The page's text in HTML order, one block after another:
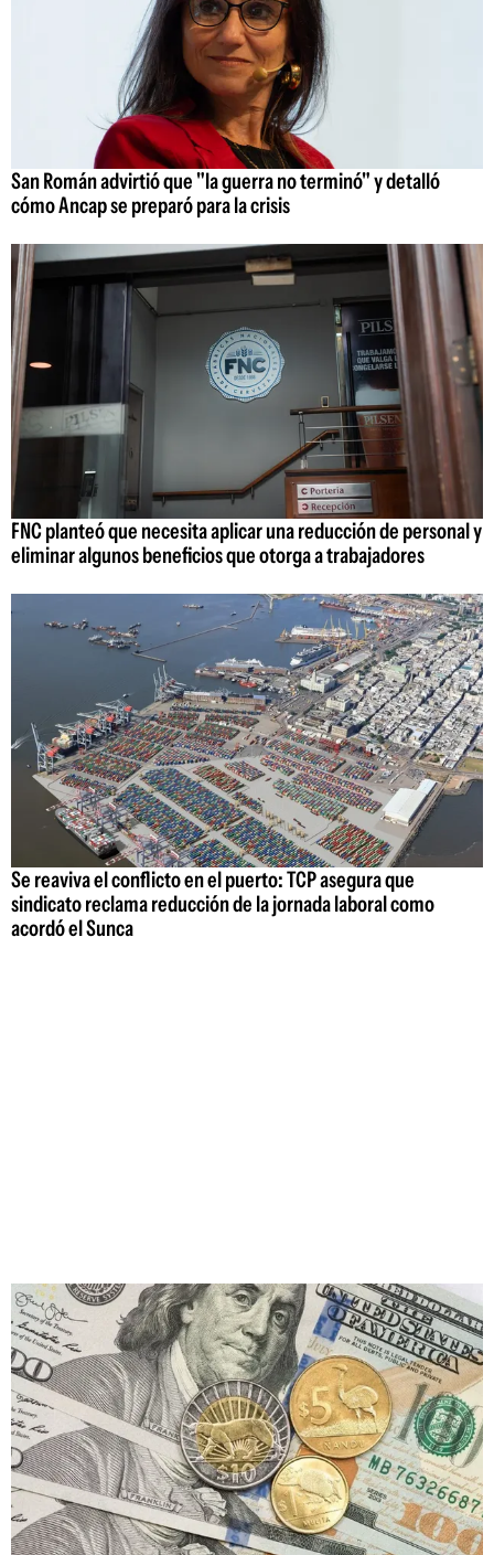
San Román advirtió que "la guerra no terminó" y detalló
cómo Ancap se preparó para la crisis
FNC planteó que necesita aplicar una reducción de personal y
eliminar algunos beneficios que otorga a trabajadores
Se reaviva el conflicto en el puerto: TCP asegura que
sindicato reclama reducción de la jornada laboral como
acordó el Sunca